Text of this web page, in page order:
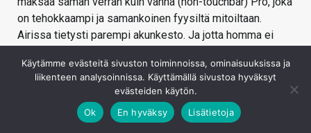
on tehokkaampi ja samankoinen fyysiltä mitoiltaan.
Airissa tietysti parempi akunkesto. Ja jotta homma ei
vanhaakin Airia.
Kirjaudu sisään vastataksesi
Käytämme evästeitä sivuston toiminnoissa, ominaisuuksissa ja
liikenteen analysoinnissa. Käyttämällä sivustoa hyväksyt
evästeiden käytön.
Ok
En hyväksy Lisätietoja